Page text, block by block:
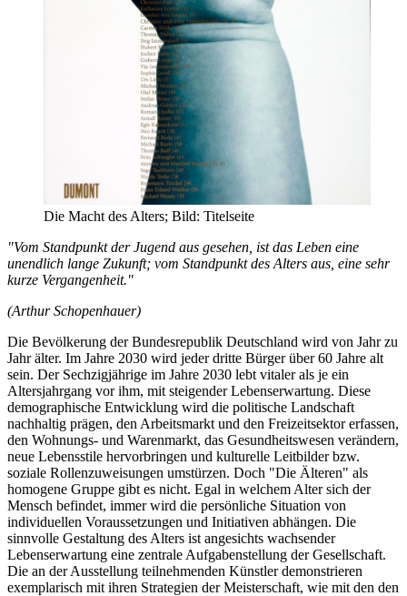
Die Macht des Alters; Bild: Titelseite
"Vom Standpunkt der Jugend aus gesehen, ist das Leben eine
unendlich lange Zukunft; vom Standpunkt des Alters aus, eine sehr
kurze Vergangenheit."
(Arthur Schopenhauer)
Die Bevölkerung der Bundesrepublik Deutschland wird von Jahr zu
Jahr älter. Im Jahre 2030 wird jeder dritte Bürger über 60 Jahre alt
sein. Der Sechzigjährige im Jahre 2030 lebt vitaler als je ein
Altersjahrgang vor ihm, mit steigender Lebenserwartung. Diese
demographische Entwicklung wird die politische Landschaft
nachhaltig prägen, den Arbeitsmarkt und den Freizeitsektor erfassen,
den Wohnungs- und Warenmarkt, das Gesundheitswesen verändern,
neue Lebensstile hervorbringen und kulturelle Leitbilder bzw.
soziale Rollenzuweisungen umstürzen. Doch "Die Älteren" als
homogene Gruppe gibt es nicht. Egal in welchem Alter sich der
Mensch befindet, immer wird die persönliche Situation von
individuellen Voraussetzungen und Initiativen abhängen. Die
sinnvolle Gestaltung des Alters ist angesichts wachsender
Lebenserwartung eine zentrale Aufgabenstellung der Gesellschaft.
Die an der Ausstellung teilnehmenden Künstler demonstrieren
exemplarisch mit ihren Strategien der Meisterschaft, wie mit den den